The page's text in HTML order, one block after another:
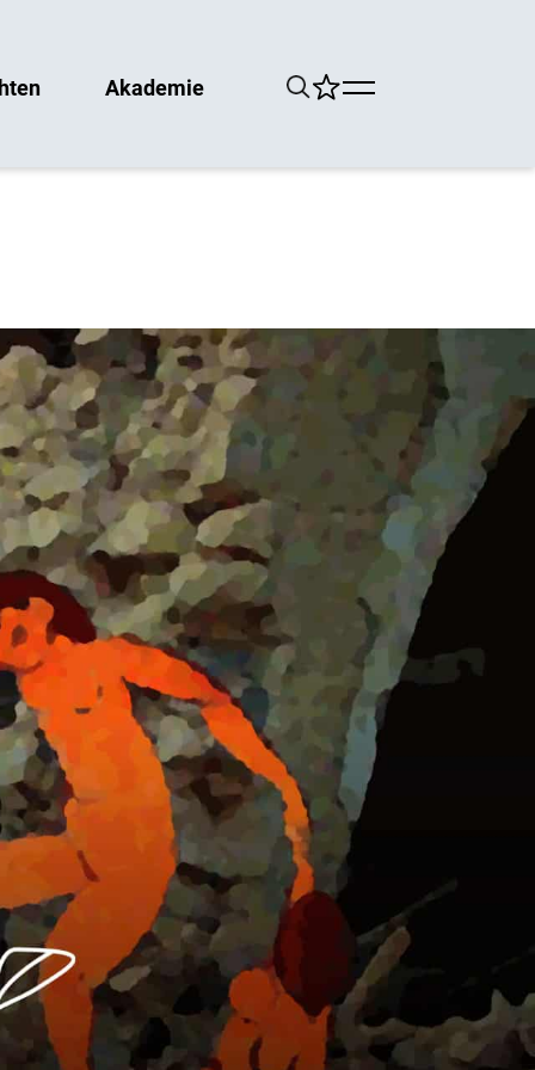
Akademie